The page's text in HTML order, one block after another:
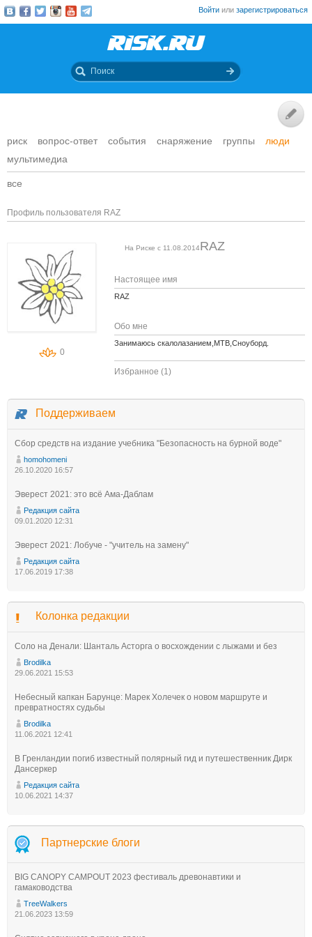
Войти или зарегистрироваться
риск вопрос-ответ события снаряжение группы
люди
мультимедиа
все
Профиль пользователя RAZ
0
RAZ
На Риске с 11.08.2014
Настоящее имя
RAZ
Обо мне
Занимаюсь скалолазанием,MTB,Сноуборд.
Избранное (1)
Поддерживаем
Сбор средств на издание учебника "Безопасность на бурной воде"
homohomeni
26.10.2020 16:57
Эверест 2021: это всё Ама-Даблам
Редакция сайта
09.01.2020 12:31
Эверест 2021: Лобуче - "учитель на замену"
Редакция сайта
17.06.2019 17:38
Колонка редакции
Соло на Денали: Шанталь Асторга о восхождении с лыжами и без
Brodilka
29.06.2021 15:53
Небесный капкан Барунце: Марек Холечек о новом маршруте и
превратностях судьбы
Brodilka
11.06.2021 12:41
В Гренландии погиб известный полярный гид и путешественник Дирк
Дансеркер
Редакция сайта
10.06.2021 14:37
Партнерские блоги
BIG CANOPY CAMPOUT 2023 фестиваль древонавтики и
гамаководства
TreeWalkers
21.06.2023 13:59